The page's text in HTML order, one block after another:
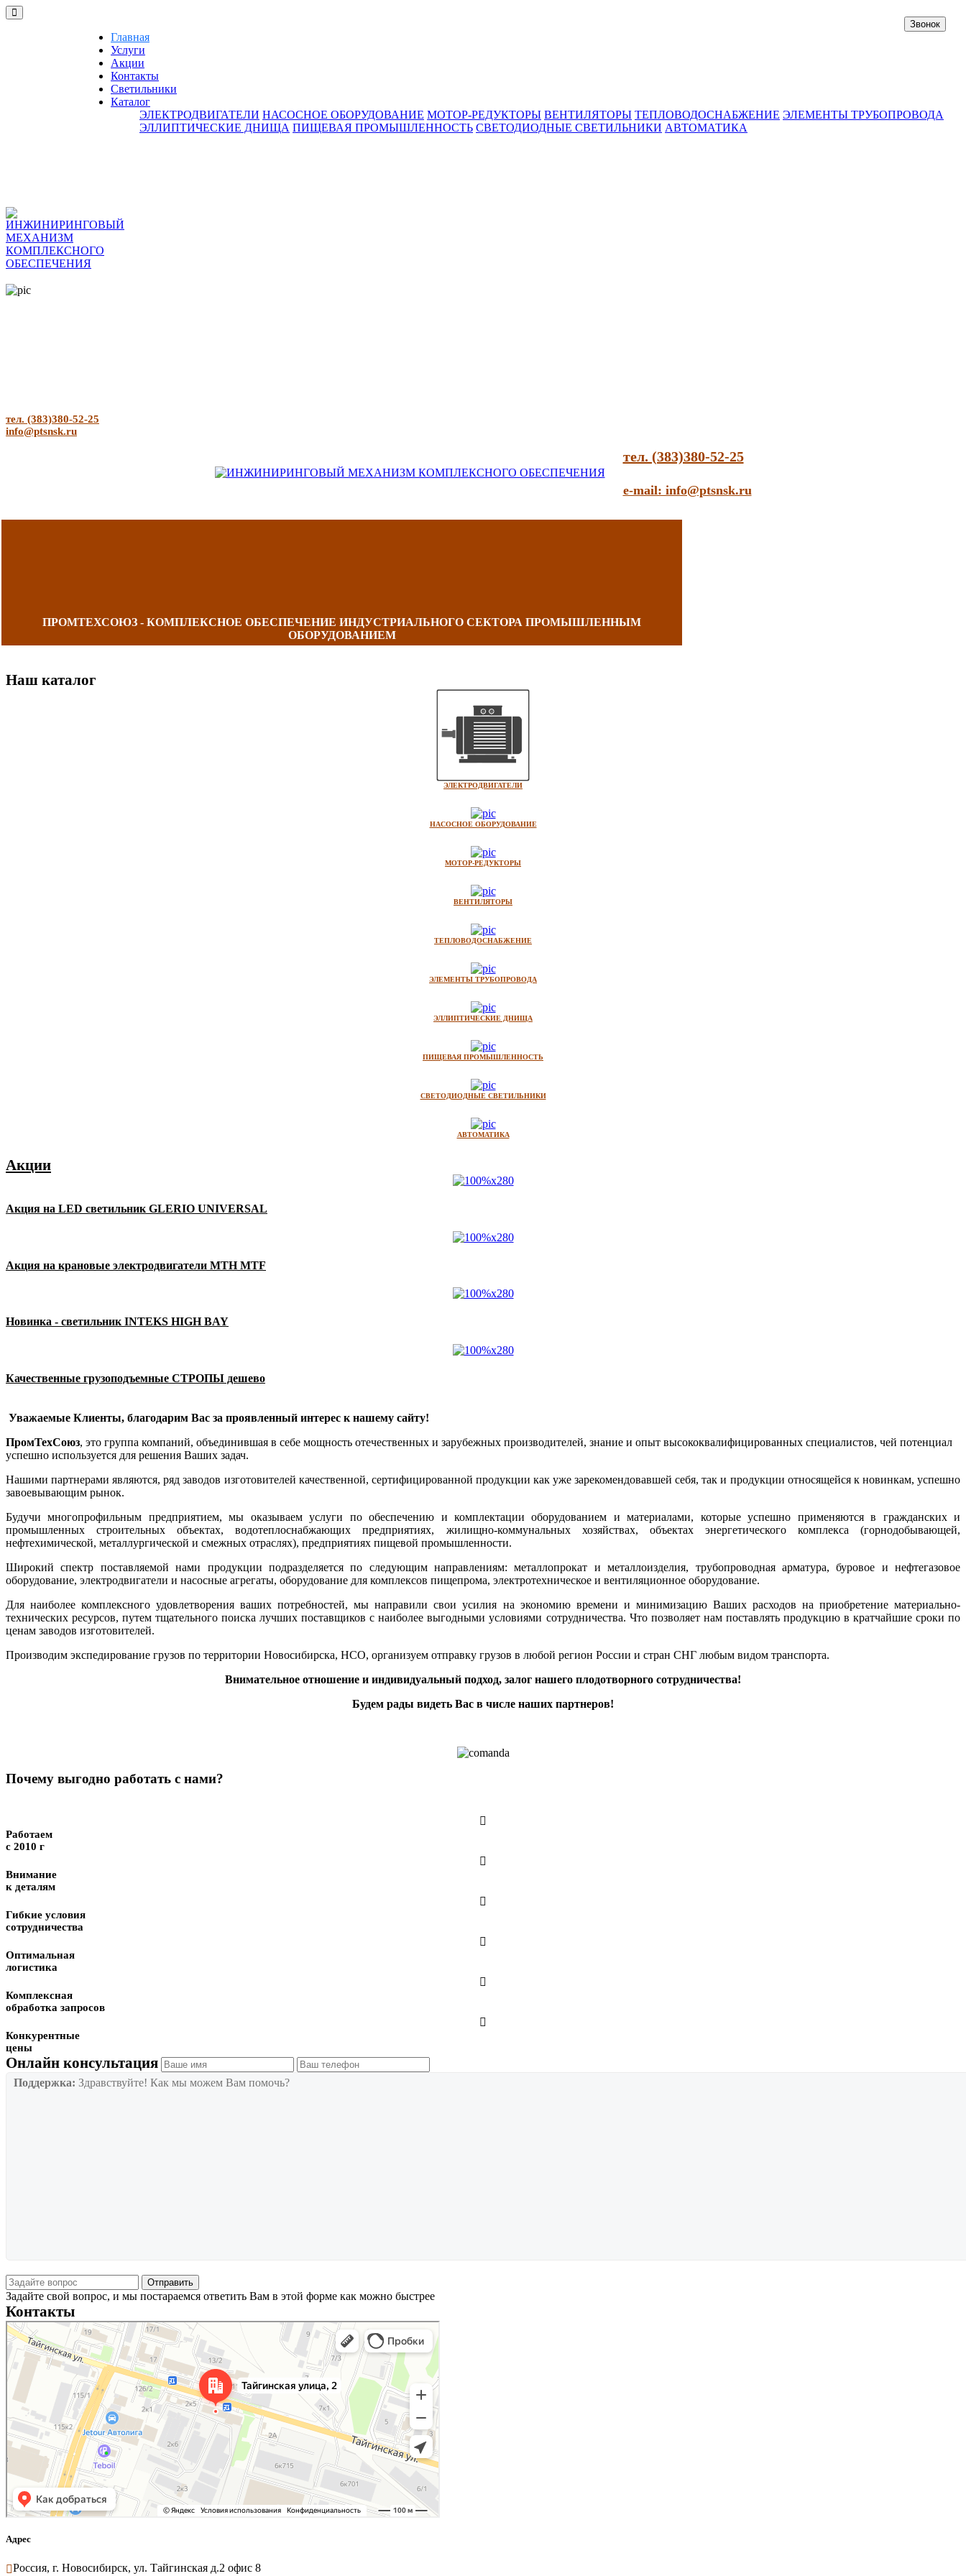
Главная
Услуги
Акции
Контакты
Светильники
Каталог
ЭЛЕКТРОДВИГАТЕЛИ НАСОСНОЕ ОБОРУДОВАНИЕ МОТОР-РЕДУКТОРЫ ВЕНТИЛЯТОРЫ ТЕПЛОВОДОСНАБЖЕНИЕ ЭЛЕМЕНТЫ ТРУБОПРОВОДА
ЭЛЛИПТИЧЕСКИЕ ДНИЩА ПИЩЕВАЯ ПРОМЫШЛЕННОСТЬ СВЕТОДИОДНЫЕ СВЕТИЛЬНИКИ АВТОМАТИКА
Звонок
тел. (383)380-52-25
info@ptsnsk.ru
тел. (383)380-52-25
e-mail: info@ptsnsk.ru
ПРОМТЕХСОЮЗ - КОМПЛЕКСНОЕ ОБЕСПЕЧЕНИЕ ИНДУСТРИАЛЬНОГО СЕКТОРА ПРОМЫШЛЕННЫМ
ОБОРУДОВАНИЕМ
Наш каталог
ЭЛЕКТРОДВИГАТЕЛИ
НАСОСНОЕ ОБОРУДОВАНИЕ
МОТОР-РЕДУКТОРЫ
ВЕНТИЛЯТОРЫ
ТЕПЛОВОДОСНАБЖЕНИЕ
ЭЛЕМЕНТЫ ТРУБОПРОВОДА
ЭЛЛИПТИЧЕСКИЕ ДНИЩА
ПИЩЕВАЯ ПРОМЫШЛЕННОСТЬ
СВЕТОДИОДНЫЕ СВЕТИЛЬНИКИ
АВТОМАТИКА
Акции
Акция на LED светильник GLERIO UNIVERSAL
Акция на крановые электродвигатели MTH MTF
Новинка - светильник INTEKS HIGH BAY
Качественные грузоподъемные СТРОПЫ дешево
Уважаемые Клиенты, благодарим Вас за проявленный интерес к нашему сайту!
ПромТехСоюз, это группа компаний, объединившая в себе мощность отечественных и зарубежных производителей, знание и опыт высококвалифицированных специалистов, чей потенциал
успешно используется для решения Ваших задач.
Нашими партнерами являются, ряд заводов изготовителей качественной, сертифицированной продукции как уже зарекомендовавшей себя, так и продукции относящейся к новинкам, успешно
завоевывающим рынок.
Будучи многопрофильным предприятием, мы оказываем услуги по обеспечению и комплектации оборудованием и материалами, которые успешно применяются в гражданских и
промышленных строительных объектах, водотеплоснабжающих предприятиях, жилищно-коммунальных хозяйствах, объектах энергетического комплекса (горнодобывающей,
нефтехимической, металлургической и смежных отраслях), предприятиях пищевой промышленности.
Широкий спектр поставляемой нами продукции подразделяется по следующим направлениям: металлопрокат и металлоизделия, трубопроводная арматура, буровое и нефтегазовое
оборудование, электродвигатели и насосные агрегаты, оборудование для комплексов пищепрома, электротехническое и вентиляционное оборудование.
Для наиболее комплексного удовлетворения ваших потребностей, мы направили свои усилия на экономию времени и минимизацию Ваших расходов на приобретение материально-
технических ресурсов, путем тщательного поиска лучших поставщиков с наиболее выгодными условиями сотрудничества. Что позволяет нам поставлять продукцию в кратчайшие сроки по
ценам заводов изготовителей.
Производим экспедирование грузов по территории Новосибирска, НСО, организуем отправку грузов в любой регион России и стран СНГ любым видом транспорта.
Внимательное отношение и индивидуальный подход, залог нашего плодотворного сотрудничества!
Будем рады видеть Вас в числе наших партнеров!
Почему выгодно работать с нами?

Работаем
с 2010 г

Внимание
к деталям

Гибкие условия
сотрудничества

Оптимальная
логистика

Комплексная
обработка запросов

Конкурентные
цены
Онлайн консультация
Поддержка: Здравствуйте! Как мы можем Вам помочь?
Задайте свой вопрос, и мы постараемся ответить Вам в этой форме как можно быстрее
Контакты
Новосибирск
Тайгинская улица, 2 на карте Новосибирска — Яндекс Карты
Адрес
Россия, г. Новосибирск, ул. Тайгинская д.2 офис 8